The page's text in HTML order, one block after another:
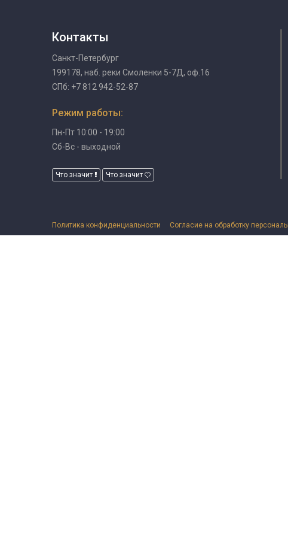
Контакты
Санкт-Петербург
199178, наб. реки Смоленки 5-7Д, оф.16
СПб: +7 812 942-52-87
Режим работы:
Пн-Пт 10:00 - 19:00
Сб-Вс - выходной
Что значит Что значит
Политика конфиденциальности Согласие на обработку